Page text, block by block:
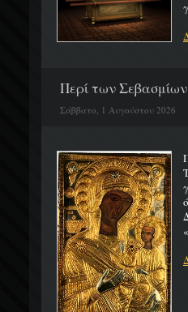
Περί των
Σάββατο, 1 Αυγούστου 2026